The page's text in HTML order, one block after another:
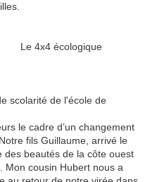
l'école de
le cadre d’un changement
fils Guillaume, arrivé le
des beautés de la côte ouest
Mon cousin Hubert nous a